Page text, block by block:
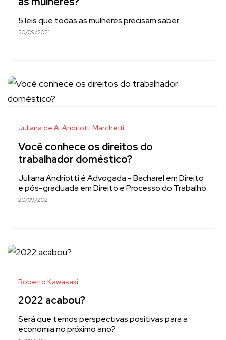
5 leis que todas as mulheres precisam saber.
20/09/2021
Juliana de A. Andriotti Marchetti
Você conhece os direitos do
trabalhador doméstico?
Juliana Andriotti é Advogada - Bacharel em Direito
e pós-graduada em Direito e Processo do Trabalho.
20/09/2021
Roberto Kawasaki
2022 acabou?
Será que temos perspectivas positivas para a
economia no próximo ano?